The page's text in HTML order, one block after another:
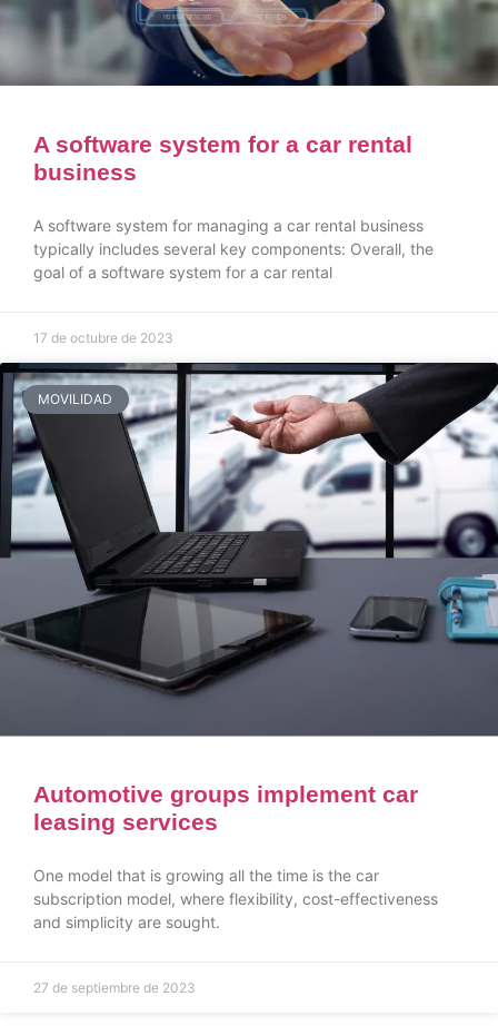
A software system for a car rental
business
A software system for managing a car rental business
typically includes several key components: Overall, the
goal of a software system for a car rental
17 de octubre de 2023
MOVILIDAD
Automotive groups implement car
leasing services
One model that is growing all the time is the car
subscription model, where flexibility, cost-effectiveness
and simplicity are sought.
27 de septiembre de 2023